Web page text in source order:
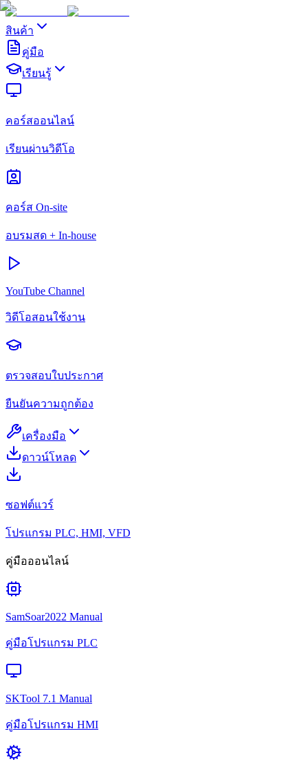
สินค้า
คู่มือ
เรียนรู้
คอร์สออนไลน์
เรียนผ่านวิดีโอ
คอร์ส On-site
อบรมสด + In-house
YouTube Channel
วิดีโอสอนใช้งาน
ตรวจสอบใบประกาศ
ยืนยันความถูกต้อง
เครื่องมือ
ดาวน์โหลด
ซอฟต์แวร์
โปรแกรม PLC, HMI, VFD
คู่มือออนไลน์
SamSoar2022 Manual
คู่มือโปรแกรม PLC
SKTool 7.1 Manual
คู่มือโปรแกรม HMI